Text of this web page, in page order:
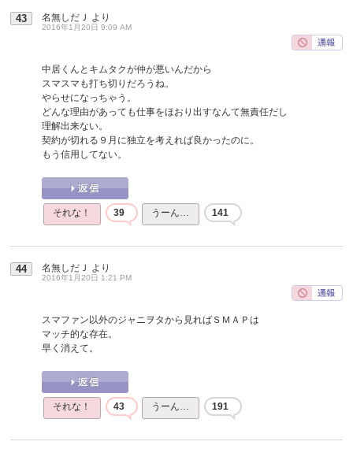
43 名無しだＪ より
2016年1月20日 9:09 AM
中居くんとキムタクが仲が悪いんだから
スマスマも打ち切りだろうね。
やらせになっちゃう。
どんな理由があっても仕事をほおり出すなんて無責任だし
理解出来ない。
契約が切れる９月に独立を考えれば良かったのに。
もう信用してない。
それな！ 39 うーん… 141
44 名無しだＪ より
2016年1月20日 1:21 PM
スマファン以外のジャニヲタから見ればＳＭＡＰは
マッチ的な存在。
早く消えて。
それな！ 43 うーん… 191